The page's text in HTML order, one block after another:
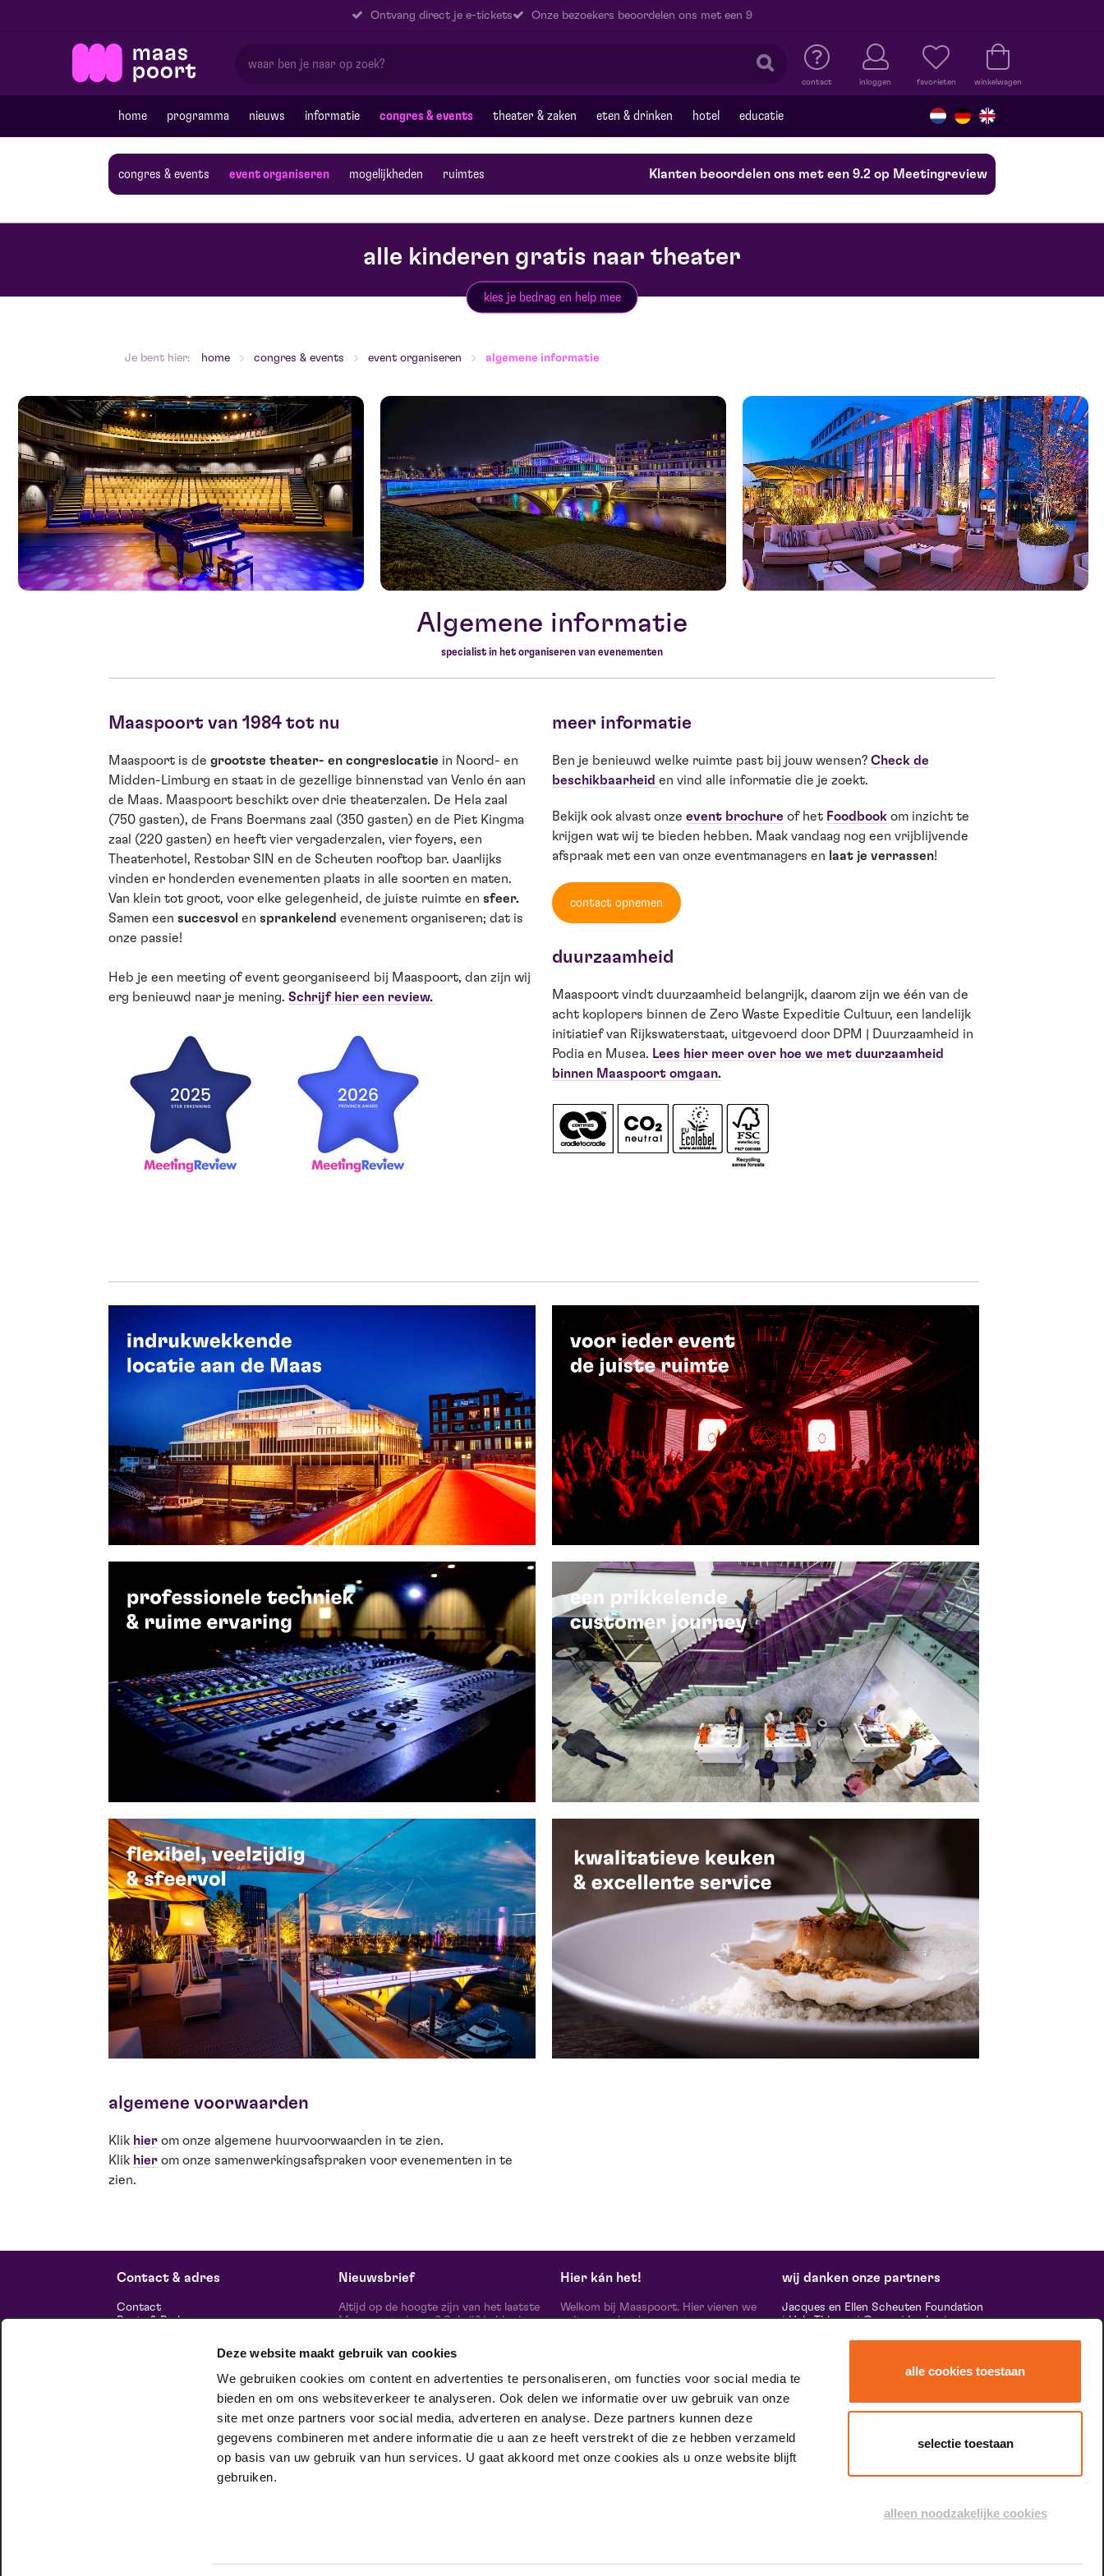
Deze website maakt gebruik van cookies
We gebruiken cookies om content en advertenties te personaliseren, om functies voor social media te
bieden en om ons websiteverkeer te analyseren. Ook delen we informatie over uw gebruik van onze
site met onze partners voor social media, adverteren en analyse. Deze partners kunnen deze
gegevens combineren met andere informatie die u aan ze heeft verstrekt of die ze hebben verzameld
op basis van uw gebruik van hun services. U gaat akkoord met onze cookies als u onze website blijft
gebruiken.
alle cookies toestaan
selectie toestaan
alleen noodzakelijke cookies
Ontvang direct je e-tickets Onze bezoekers beoordelen ons met een 9
contact inloggen favorieten winkelwagen
home programma nieuws informatie congres & events theater & zaken eten & drinken hotel educatie
congres & events event organiseren mogelijkheden ruimtes Klanten beoordelen ons met een 9.2 op Meetingreview
alle kinderen gratis naar theater
kies je bedrag en help mee
Je bent hier: home congres & events event organiseren algemene informatie
Algemene informatie
specialist in het organiseren van evenementen
Maaspoort van 1984 tot nu
Maaspoort is de grootste theater- en congreslocatie in Noord- en
Midden-Limburg en staat in de gezellige binnenstad van Venlo én aan
de Maas. Maaspoort beschikt over drie theaterzalen. De Hela zaal
(750 gasten), de Frans Boermans zaal (350 gasten) en de Piet Kingma
zaal (220 gasten) en heeft vier vergaderzalen, vier foyers, een
Theaterhotel, Restobar SIN en de Scheuten rooftop bar. Jaarlijks
vinden er honderden evenementen plaats in alle soorten en maten.
Van klein tot groot, voor elke gelegenheid, de juiste ruimte en sfeer.
Samen een succesvol en sprankelend evenement organiseren; dat is
onze passie!
Heb je een meeting of event georganiseerd bij Maaspoort, dan zijn wij
erg benieuwd naar je mening. Schrijf hier een review.
meer informatie
Ben je benieuwd welke ruimte past bij jouw wensen? Check de
beschikbaarheid en vind alle informatie die je zoekt.
Bekijk ook alvast onze event brochure of het Foodbook om inzicht te
krijgen wat wij te bieden hebben. Maak vandaag nog een vrijblijvende
afspraak met een van onze eventmanagers en laat je verrassen!
contact opnemen
duurzaamheid
Maaspoort vindt duurzaamheid belangrijk, daarom zijn we één van de
acht koplopers binnen de Zero Waste Expeditie Cultuur, een landelijk
initiatief van Rijkswaterstaat, uitgevoerd door DPM | Duurzaamheid in
Podia en Musea. Lees hier meer over hoe we met duurzaamheid
binnen Maaspoort omgaan.
algemene voorwaarden
Klik hier om onze algemene huurvoorwaarden in te zien.
Klik hier om onze samenwerkingsafspraken voor evenementen in te
zien.
Contact & adres
Contact
Route & Parkeren
Duurzaam ondernemen
Nieuwsbrief
Altijd op de hoogte zijn van het laatste
Maaspoort nieuws? Schrijf je hier in
schrijf je in
volg ons op
Hier kán het!
Welkom bij Maaspoort. Hier vieren we
cultuur en het leven met een
echte verschil maak je samen’.
Winnaar van de Red Dot Award Brands
& Communication Design 2024 in de
categorie Corporate Design & Identity.
wij danken onze partners
Jacques en Ellen Scheuten Foundation
|Hela Thissen|Canon|Leolux|
Vostermans Companies|Unica
speciale dank aan